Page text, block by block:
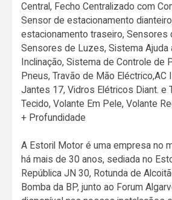
Central, Fecho Centralizado com
Sensor de estacionamento
estacionamento traseiro, Sensores
Sensores de Luzes, Sistema Ajuda
Inclinação, Sistema de Controle de
Pneus, Travão de Mão Eléctrico,AC
Jantes 17, Vidros Elétricos Diant. e
Tecido, Volante Em Pele, Volante
+ Profundidade
A Estoril Motor é uma empresa no
há mais de 30 anos, sediada no
República JN 30, Rotunda de
Bomba da BP, junto ao Forum